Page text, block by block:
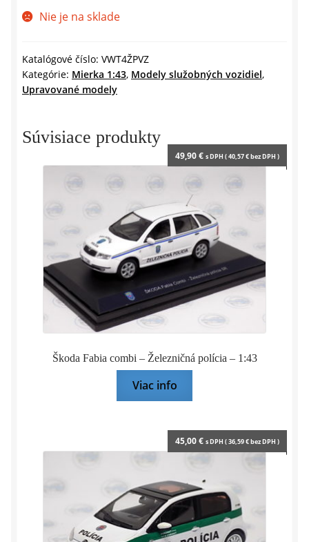
e
b
k
i
l
t
s
p e
r
i
e
n
Nie je na sklade
Katalógové číslo: VWT4ŽPVZ
Kategórie: Mierka 1:43, Modely služobných vozidiel,
Upravované modely
Súvisiace produkty
Škoda Fabia combi – Železničná polícia – 1:43
49,90€ s DPH (40,57€bez DPH )
Viac info
45,00€ s DPH (36,59€bez DPH )